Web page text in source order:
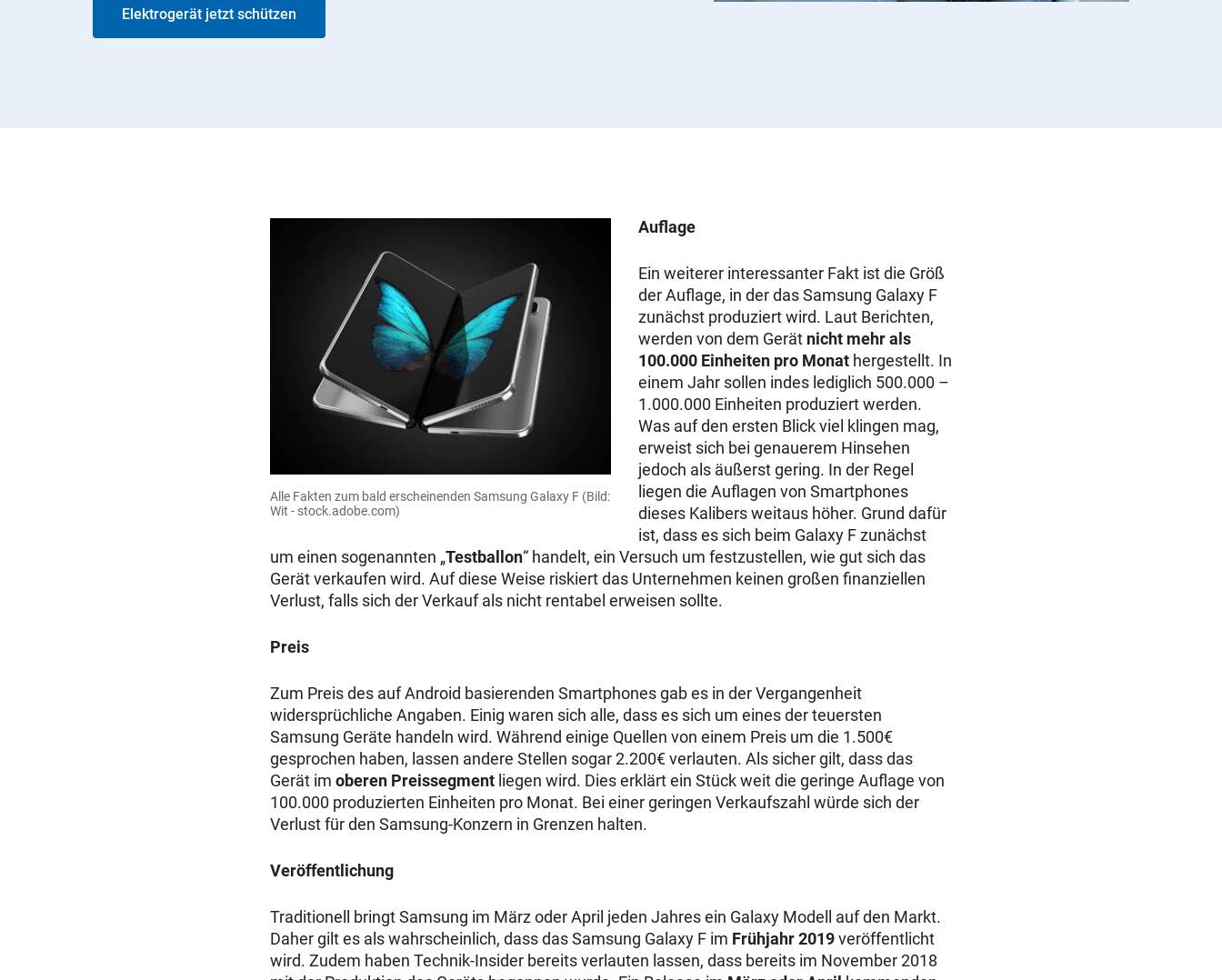
Elektrogerät jetzt schützen
Alle Fakten zum bald erscheinenden Samsung Galaxy F (Bild:
Wit - stock.adobe.com)
Auflage
Ein weiterer interessanter Fakt ist die Größ
der Auflage, in der das Samsung Galaxy F
zunächst produziert wird. Laut Berichten,
werden von dem Gerät nicht mehr als
100.000 Einheiten pro Monat hergestellt. In
einem Jahr sollen indes lediglich 500.000 –
1.000.000 Einheiten produziert werden.
Was auf den ersten Blick viel klingen mag,
erweist sich bei genauerem Hinsehen
jedoch als äußerst gering. In der Regel
liegen die Auflagen von Smartphones
dieses Kalibers weitaus höher. Grund dafür
ist, dass es sich beim Galaxy F zunächst
um einen sogenannten „Testballon“ handelt, ein Versuch um festzustellen, wie gut sich das
Gerät verkaufen wird. Auf diese Weise riskiert das Unternehmen keinen großen finanziellen
Verlust, falls sich der Verkauf als nicht rentabel erweisen sollte.
Preis
Zum Preis des aufAndroid basierenden Smartphones gab es in der Vergangenheit
widersprüchliche Angaben. Einig waren sich alle, dass es sich um eines der teuersten
Samsung Geräte handeln wird. Während einige Quellen von einem Preis um die 1.500€
gesprochen haben, lassen andere Stellen sogar 2.200€ verlauten. Als sicher gilt, dass das
Gerät im oberen Preissegment liegen wird. Dies erklärt ein Stück weit die geringe Auflage von
100.000 produzierten Einheiten pro Monat. Bei einer geringen Verkaufszahl würde sich der
Verlust für den Samsung-Konzern in Grenzen halten.
Veröffentlichung
Traditionell bringt Samsung im März oder April jeden Jahres ein Galaxy Modell auf den Markt.
Daher gilt es als wahrscheinlich, dass das Samsung Galaxy F im Frühjahr 2019veröffentlicht
wird. Zudem haben Technik-Insider bereits verlauten lassen, dass bereits im November 2018